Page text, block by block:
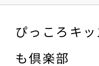
ぴっころキ
も倶楽部